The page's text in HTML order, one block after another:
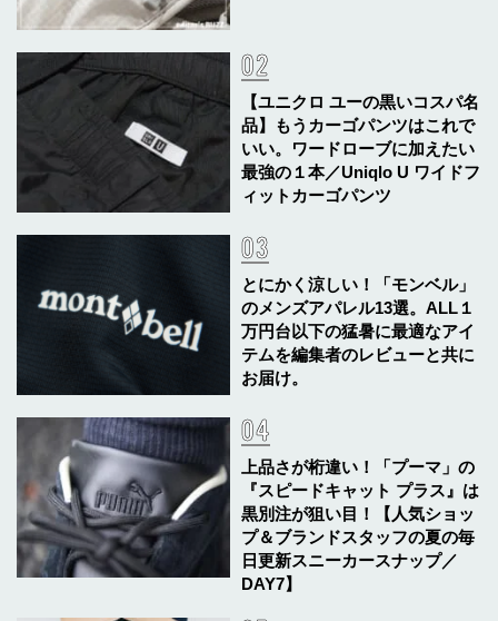
【ユニクロ ユーの黒いコスパ名
品】もうカーゴパンツはこれで
いい。ワードローブに加えたい
最強の１本／Uniqlo U ワイドフ
ィットカーゴパンツ
とにかく涼しい！「モンベル」
のメンズアパレル13選。ALL１
万円台以下の猛暑に最適なアイ
テムを編集者のレビューと共に
お届け。
上品さが桁違い！「プーマ」の
『スピードキャット プラス』は
黒別注が狙い目！【人気ショッ
プ＆ブランドスタッフの夏の毎
日更新スニーカースナップ／
DAY7】